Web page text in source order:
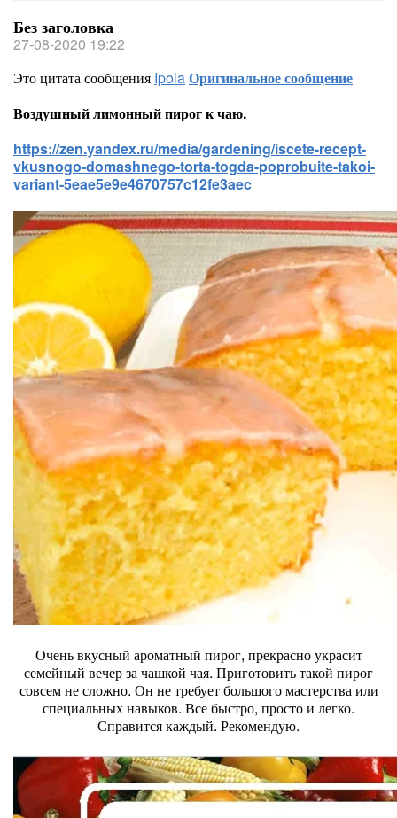
Без заголовка
27-08-2020 19:22
Это цитата сообщения IpolaОригинальное сообщение
Воздушный лимонный пирог к чаю.
https://zen.yandex.ru/media/gardening/iscete-recept-
vkusnogo-domashnego-torta-togda-poprobuite-takoi-
variant-5eae5e9e4670757c12fe3aec
Очень вкусный ароматный пирог, прекрасно украсит
семейный вечер за чашкой чая. Приготовить такой пирог
совсем не сложно. Он не требует большого мастерства или
специальных навыков. Все быстро, просто и легко.
Справится каждый. Рекомендую.